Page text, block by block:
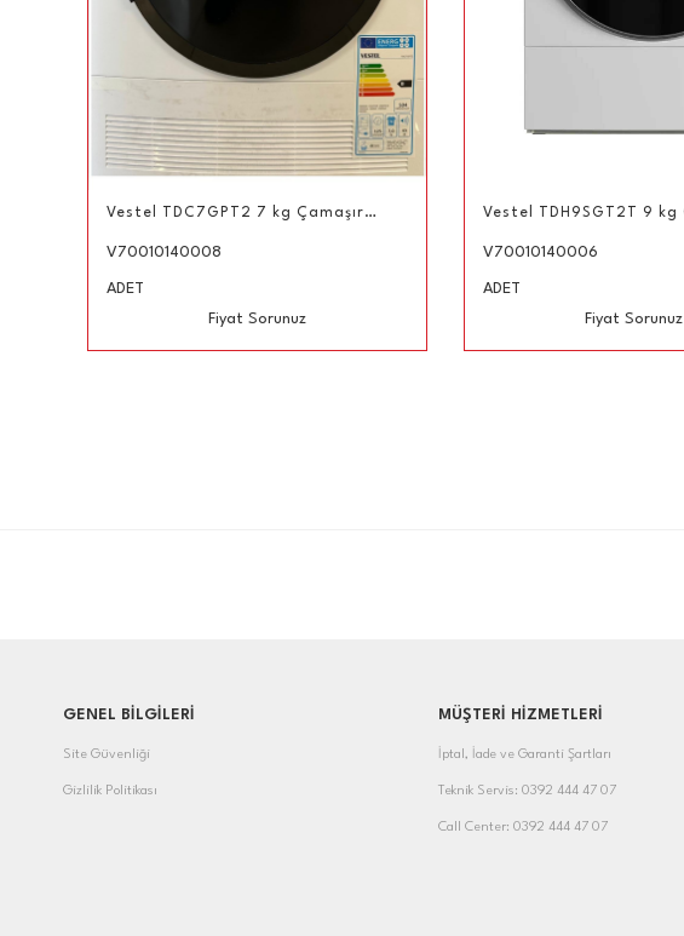
Vestel TDC7GPT2 7 kg Çamaşır Kurutma Makinesi Beyaz
V70010140008
ADET
Fiyat Sorunuz
V70010140006
ADET
Fiyat Sorunuz
GENEL BİLGİLERİ
Site Güvenliği
Gizlilik Politikası
MÜŞTERİ HİZMETLERİ
İptal, İade ve Garanti Şartları
Teknik Servis: 0392 444 47 07
Call Center: 0392 444 47 07